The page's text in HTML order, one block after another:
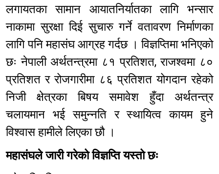
लगायतका सामान आयातनिर्यातका लागि भन्सार
नाकामा सुरक्षा दिई सुचारु गर्ने वतावरण निर्माणका
लागि पनि महासंघ आग्रह गर्दछ । विज्ञप्तिमा भनिएको
छः नेपाली अर्थतन्त्रमा ८१ प्रतिशत, राजश्वमा ८०
प्रतिशत र रोजगारीमा ८६ प्रतिशत योगदान रहेको
निजी क्षेत्रका बिषय समावेश हुँदा अर्थतन्त्र
चलायमान भई समुन्नति र स्थायित्व कायम हुने
विश्वास हामीले लिएका छौ ।
महासंघले जारी गरेको विज्ञप्ति यस्तो छः